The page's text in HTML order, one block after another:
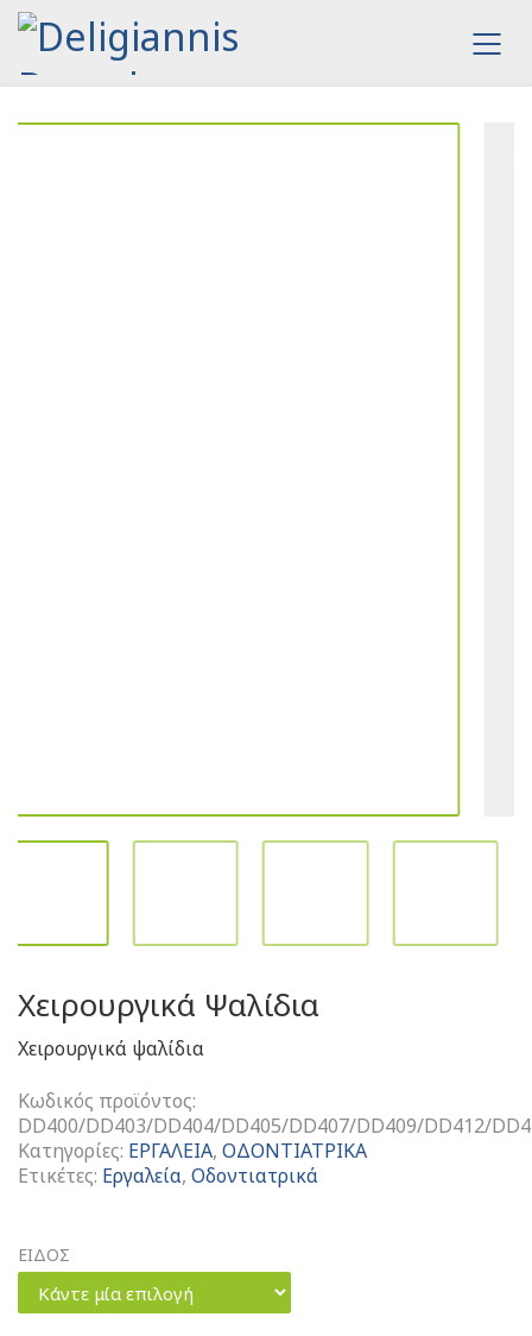
Χειρουργικά Ψαλίδια
Χειρουργικά ψαλίδια
Κωδικός προϊόντος:
DD400/DD403/DD404/DD405/DD407/DD409/DD412/
Κατηγορίες: ΕΡΓΑΛΕΙΑ, ΟΔΟΝΤΙΑΤΡΙΚΑ
Ετικέτες: Εργαλεία, Οδοντιατρικά
ΕΙΔΟΣ
Κάντε μία επιλογή